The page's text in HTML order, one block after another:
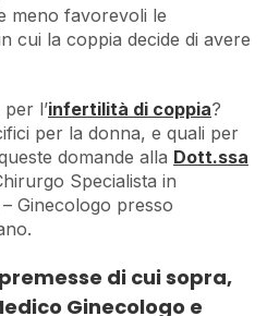
meno favorevoli le
cui la coppia decide di avere
per l’infertilità di coppia?
per la donna, e quali per
domande alla Dott.ssa
Specialista in
Ginecologo presso
di cui sopra,
Ginecologo e